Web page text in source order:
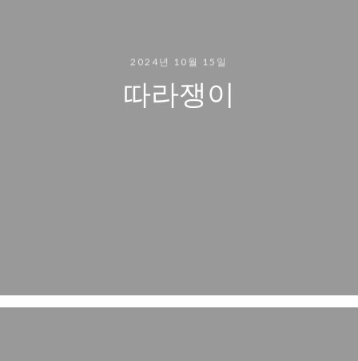
2024년 10월 15일
따라쟁이